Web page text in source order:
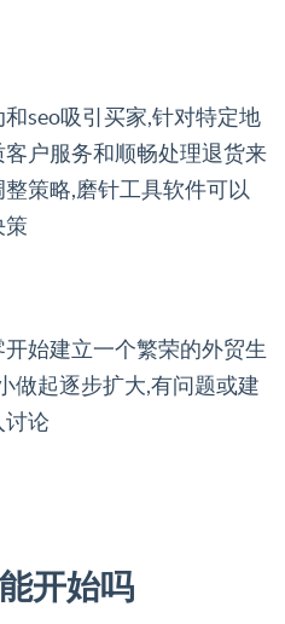
seo吸引买家,针对特定地
户服务和顺畅处理退货来
策略,磨针工具软件可以
策
始建立一个繁荣的外贸生
做起逐步扩大,有问题或建
讨论
开始吗